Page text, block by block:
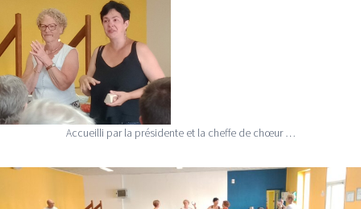
Accueilli par la présidente et la cheffe de chœur …